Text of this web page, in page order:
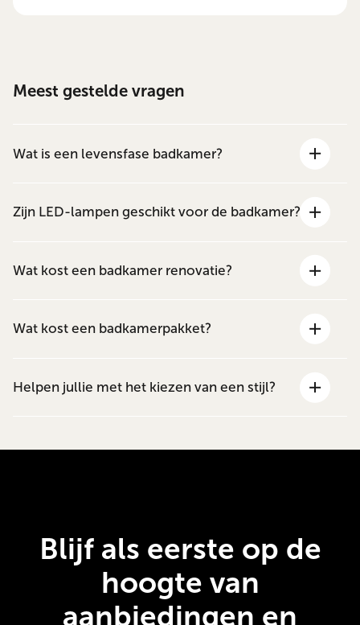
Meest gestelde vragen
Wat is een levensfase badkamer?
Zijn LED-lampen geschikt voor de badkamer?
Wat kost een badkamer renovatie?
Wat kost een badkamerpakket?
Helpen jullie met het kiezen van een stijl?
Blijf als eerste op de
hoogte van
aanbiedingen en